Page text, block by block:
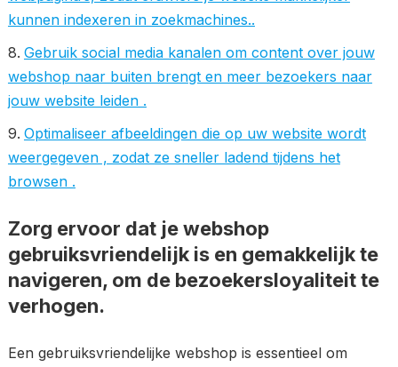
kunnen indexeren in zoekmachines..
Gebruik social media kanalen om content over jouw
webshop naar buiten brengt en meer bezoekers naar
jouw website leiden .
Optimaliseer afbeeldingen die op uw website wordt
weergegeven , zodat ze sneller ladend tijdens het
browsen .
Zorg ervoor dat je webshop
gebruiksvriendelijk is en gemakkelijk te
navigeren, om de bezoekersloyaliteit te
verhogen.
Een gebruiksvriendelijke webshop is essentieel om